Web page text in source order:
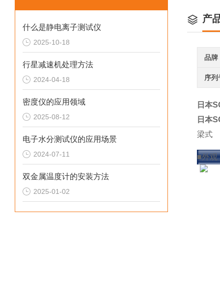
什么是静电离子测试仪
2025-10-18
行星减速机处理方法
2024-04-18
密度仪的应用领域
2025-08-12
电子水分测试仪的应用场景
2024-07-11
双金属温度计的安装方法
2025-01-02
产
品牌
序列
日本
日本
梁式
称重
■外观